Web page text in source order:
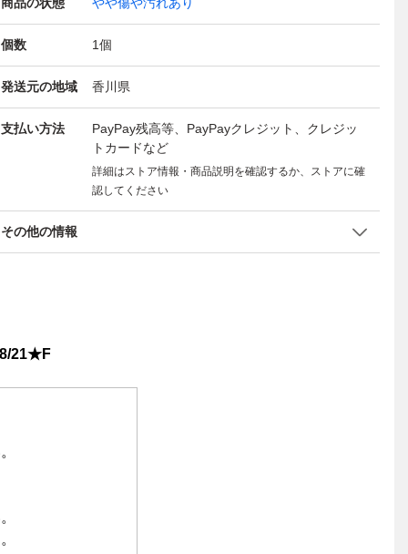
個数 1個
発送元の地域 香川県
支払い方法
PayPay残高等、PayPayクレジット、クレジッ
トカードなど
詳細はストア情報・商品説明を確認するか、ストアに確
認してください
その他の情報